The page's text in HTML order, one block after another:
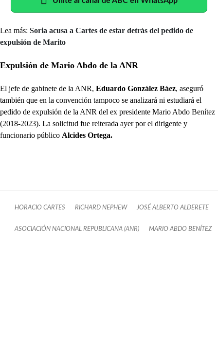
Lea más: Soria acusa a Cartes de estar detrás del pedido de
expulsión de Marito
Expulsión de Mario Abdo de la ANR
El jefe de gabinete de la ANR, Eduardo González Báez, aseguró
también que en la convención tampoco se analizará ni estudiará el
pedido de expulsión de la ANR del ex presidente Mario Abdo Benítez
(2018-2023). La solicitud fue reiterada ayer por el dirigente y
funcionario público Alcides Ortega.
HORACIO CARTES RICHARD NEPHEW JOSÉ ALBERTO ALDERETE
ASOCIACIÓN NACIONAL REPUBLICANA (ANR) MARIO ABDO BENÍTEZ